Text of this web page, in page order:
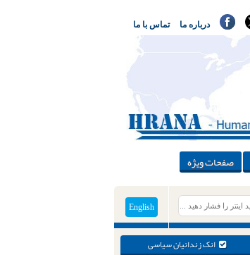
تماس با ما درباره ما
صفحات ویژه
English
انک زندانیان سیاسی